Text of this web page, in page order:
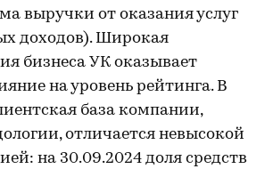
выручки от оказания услуг
доходов). Широкая
бизнеса УК оказывает
на уровень рейтинга. В
база компании,
отличается невысокой
на 30.09.2024 доля средств